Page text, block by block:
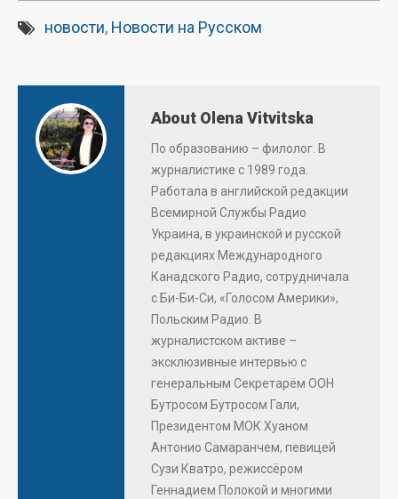
новости, Новости на Русском
About Olena Vitvitska
По образованию – филолог. В
журналистике с 1989 года.
Работала в английской редакции
Всемирной Службы Радио
Украина, в украинской и русской
редакциях Международного
Канадского Радио, сотрудничала
с Би-Би-Си, «Голосом Америки»,
Польским Радио. В
журналистском активе –
эксклюзивные интервью с
генеральным Секретарём ООН
Бутросом Бутросом Гали,
Президентом МОК Хуаном
Антонио Самаранчем, певицей
Сузи Кватро, режиссёром
Геннадием Полокой и многими